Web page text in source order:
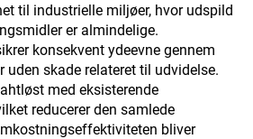
til industrielle miljøer, hvor udspild
er almindelige.
konsekvent ydeevne gennem
uden skade relateret til udvidelse.
med eksisterende
reducerer den samlede
bliver